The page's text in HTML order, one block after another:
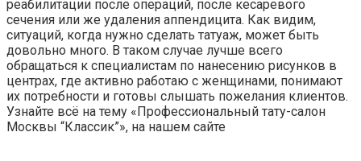
реабилитации после операций, после кесаревого
сечения или же удаления аппендицита. Как видим,
ситуаций, когда нужно сделать татуаж, может быть
довольно много. В таком случае лучше всего
обращаться к специалистам по нанесению рисунков в
центрах, где активно работаю с женщинами, понимают
их потребности и готовы слышать пожелания клиентов.
Узнайте всё на тему «Профессиональный тату-салон
Москвы “Классик”», на нашем сайте